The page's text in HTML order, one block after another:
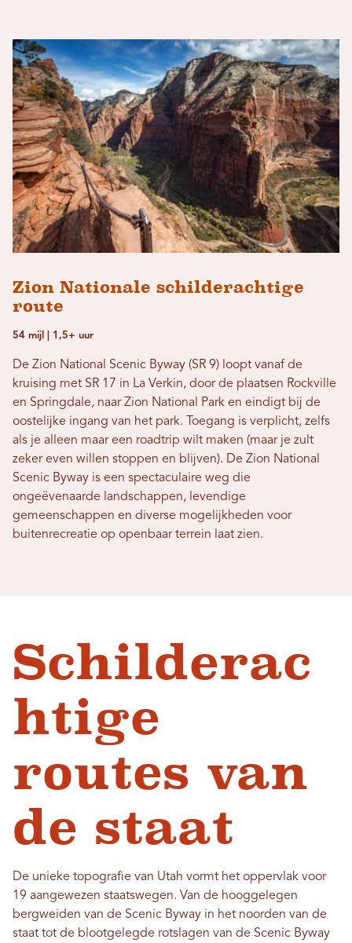
Zion Nationale schilderachtige
route
54 mijl | 1,5+ uur
De Zion National Scenic Byway (SR 9) loopt vanaf de
kruising met SR 17 in La Verkin, door de plaatsen Rockville
en Springdale, naar Zion National Park en eindigt bij de
oostelijke ingang van het park. Toegang is verplicht, zelfs
als je alleen maar een roadtrip wilt maken (maar je zult
zeker even willen stoppen en blijven). De Zion National
Scenic Byway is een spectaculaire weg die
ongeëvenaarde landschappen, levendige
gemeenschappen en diverse mogelijkheden voor
buitenrecreatie op openbaar terrein laat zien.
Schilderac
htige
routes van
de staat
De unieke topografie van Utah vormt het oppervlak voor
19 aangewezen staatswegen. Van de hooggelegen
bergweiden van de Scenic Byway in het noorden van de
staat tot de blootgelegde rotslagen van de Scenic Byway